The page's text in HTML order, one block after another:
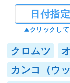
日付指
クリックし
クロムツ
カンコ（ウ